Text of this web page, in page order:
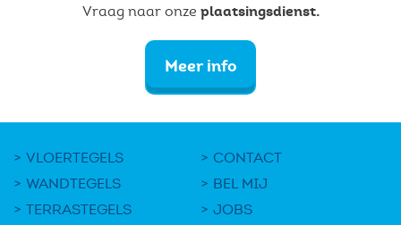
Vraag naar onze plaatsingsdienst.
Meer info
VLOERTEGELS
WANDTEGELS
TERRASTEGELS
CONTACT
BEL MIJ
JOBS